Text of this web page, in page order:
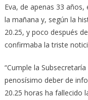
Eva, de apenas 33
la mañana y, según la
20.25, y poco después
confirmaba la triste
“Cumple la
penosísimo deber de
20.25 horas ha fallecido